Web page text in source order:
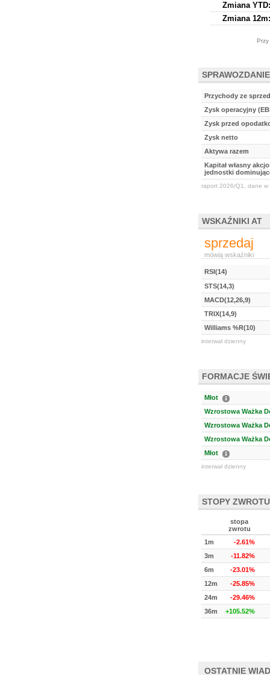
Zmiana YTD:
Zmiana 12m:
Przychody ze
Zysk operacyjny
Zysk przed
Zysk netto
Aktywa razem
Kapitał własny
jednostki
raport 2026/Q1, dane w
WSKAŹNIKI AT
sprzedaj
mówią wskaźniki
RSI(14)
STS(14,3)
MACD(12,26,9)
TRIX(14,9)
Williams %R(10)
interwał dzienny
FORMACJE
Młot
Wzrostowa Ważka
Wzrostowa Ważka
Wzrostowa Ważka
Młot
interwał dzienny
STOPY ZWROTU
stopa
zwrotu
1m
-2.61%
3m
-11.82%
6m
-23.01%
12m
-25.85%
24m
-29.46%
36m
+105.52%
OSTATNIE